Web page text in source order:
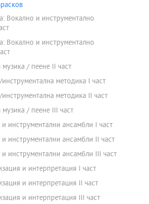
Вокално и инструментално
Вокално и инструментално
/ пеене ІІ част
методика I част
методика II част
/ пеене ІІІ част
инструментални ансамбли I част
инструментални ансамбли II част
инструментални ансамбли III част
и интерпретация I част
и интерпретация II част
и интерпретация III част